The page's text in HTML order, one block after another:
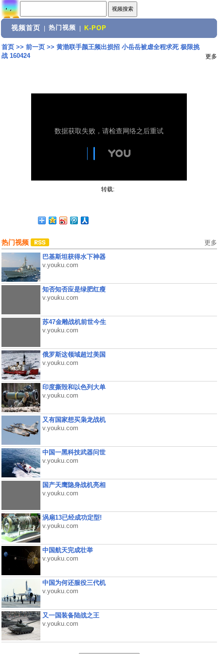
视频首页 热门视频 K-POP
首页>> 前一页>> 黄渤联手颜王频出损招 小岳岳被虐全程求死 极限挑
战 160424
更多
转载:
热门视频 更多
巴基斯坦获得水下神器
v.youku.com
知否知否应是绿肥红瘦
v.youku.com
苏47金雕战机前世今生
v.youku.com
俄罗斯这领域超过美国
v.youku.com
印度撕毁和以色列大单
v.youku.com
又有国家想买枭龙战机
v.youku.com
中国一黑科技武器问世
v.youku.com
国产天鹰隐身战机亮相
v.youku.com
涡扇13已经成功定型!
v.youku.com
中国航天完成壮举
v.youku.com
中国为何还服役三代机
v.youku.com
又一国装备陆战之王
v.youku.com